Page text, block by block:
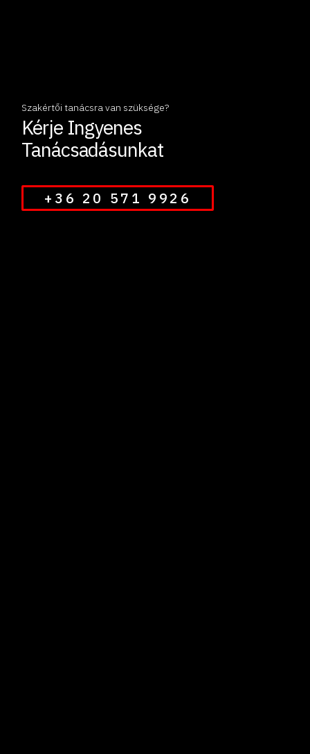
Szakértői tanácsra van szüksége?
Kérje Ingyenes
Tanácsadásunkat
+36 20 571 9926